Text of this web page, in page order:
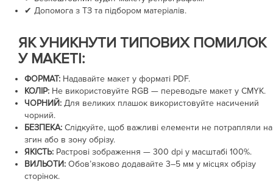
✔ Допомога з ТЗ та підбором матеріалів.
ЯК УНИКНУТИ ТИПОВИХ ПОМИЛОК
У МАКЕТІ:
ФОРМАТ: Надавайте макет у форматі PDF.
КОЛІР: Не використовуйте RGB — переводьте макет у CMYK.
ЧОРНИЙ: Для великих плашок використовуйте насичений
чорний.
БЕЗПЕКА: Слідкуйте, щоб важливі елементи не потрапляли на
згин або в зону обрізу.
ЯКІСТЬ: Растрові зображення — 300 dpi у масштабі 100%.
ВИЛЬОТИ: Обов’язково додавайте 3–5 мм у місцях обрізу
сторінок.